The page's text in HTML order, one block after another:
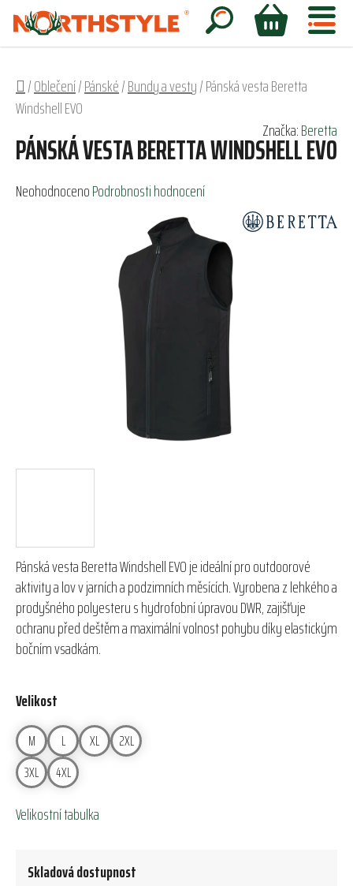
Přejít
obsah
Hledat
NÁKUPNÍ
Domů
/Oblečení/Pánské/Bundy a vesty/Pánská vesta Beretta
Windshell EVO
Pánská vesta Beretta Windshell EVO je ideální pro outdoorové
aktivity a lov v jarních a podzimních měsících. Vyrobena z lehkého a
prodyšného polyesteru s hydrofobní úpravou DWR, zajišťuje
ochranu před deštěm a maximální volnost pohybu díky elastickým
bočním vsadkám.
Velikost
M L XL
2XL
3XL
4XL
Velikostní tabulka
Skladová dostupnost
PÁNSKÁ VESTA BERETTA WINDSHELL EVO
Průměrné
NeohodnocenoPodrobnosti hodnocení
Značka:Beretta